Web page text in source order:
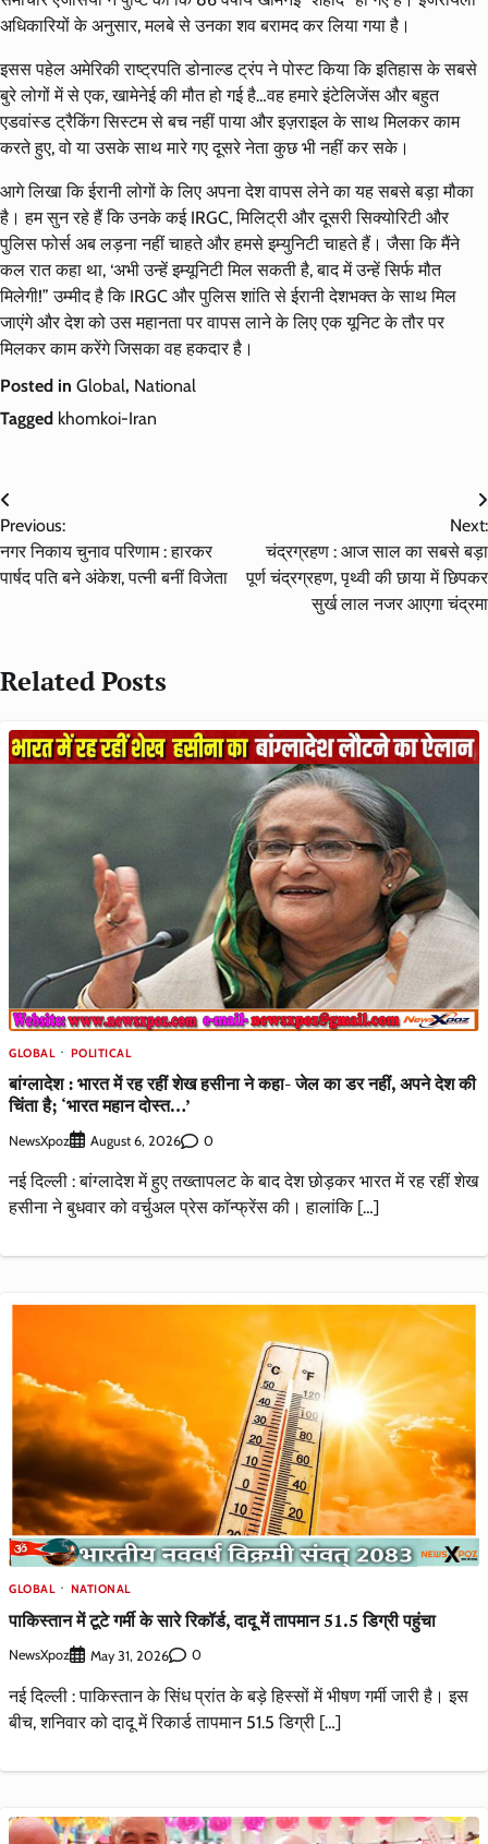
अधिकारियों के अनुसार, मलबे से उनका शव बरामद कर लिया गया है।
इसस पहेल अमेरिकी राष्ट्रपति डोनाल्ड ट्रंप ने पोस्ट किया कि इतिहास के सबसे
बुरे लोगों में से एक, खामेनेई की मौत हो गई है…वह हमारे इंटेलिजेंस और बहुत
एडवांस्ड ट्रैकिंग सिस्टम से बच नहीं पाया और इज़राइल के साथ मिलकर काम
करते हुए, वो या उसके साथ मारे गए दूसरे नेता कुछ भी नहीं कर सके।
आगे लिखा कि ईरानी लोगों के लिए अपना देश वापस लेने का यह सबसे बड़ा मौका
है। हम सुन रहे हैं कि उनके कई IRGC, मिलिट्री और दूसरी सिक्योरिटी और
पुलिस फोर्स अब लड़ना नहीं चाहते और हमसे इम्युनिटी चाहते हैं। जैसा कि मैंने
कल रात कहा था, ‘अभी उन्हें इम्यूनिटी मिल सकती है, बाद में उन्हें सिर्फ मौत
मिलेगी!” उम्मीद है कि IRGC और पुलिस शांति से ईरानी देशभक्त के साथ मिल
जाएंगे और देश को उस महानता पर वापस लाने के लिए एक यूनिट के तौर पर
मिलकर काम करेंगे जिसका वह हकदार है।
Posted in Global, National
Tagged khomkoi-Iran
Post
navigation
Previous:
नगर निकाय चुनाव परिणाम : हारकर
पार्षद पति बने अंकेश, पत्नी बनीं विजेता
Next:
चंद्रग्रहण : आज साल का सबसे बड़ा
पूर्ण चंद्रग्रहण, पृथ्वी की छाया में छिपकर
सुर्ख लाल नजर आएगा चंद्रमा
Related Posts
GLOBAL POLITICAL
बांग्लादेश : भारत में रह रहीं शेख हसीना ने कहा- जेल का डर नहीं, अपने देश की
चिंता है; ‘भारत महान दोस्त…’
NewsXpoz August 6, 2026 0
नई दिल्ली : बांग्लादेश में हुए तख्तापलट के बाद देश छोड़कर भारत में रह रहीं शेख
हसीना ने बुधवार को वर्चुअल प्रेस कॉन्फ्रेंस की। हालांकि […]
GLOBAL NATIONAL
पाकिस्तान में टूटे गर्मी के सारे रिकॉर्ड, दादू में तापमान 51.5 डिग्री पहुंचा
NewsXpoz May 31, 2026 0
नई दिल्ली : पाकिस्तान के सिंध प्रांत के बड़े हिस्सों में भीषण गर्मी जारी है। इस
बीच, शनिवार को दादू में रिकार्ड तापमान 51.5 डिग्री […]